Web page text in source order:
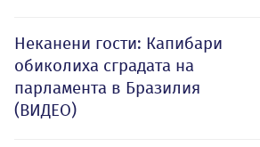
Неканени гости: Капибари
обиколиха сградата на
парламента в Бразилия
(ВИДЕО)